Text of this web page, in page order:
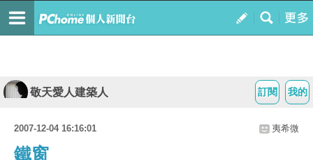
我的
訂閱
敬天愛人建築人
2007-12-04 16:16:01 夷希微
鐵窗